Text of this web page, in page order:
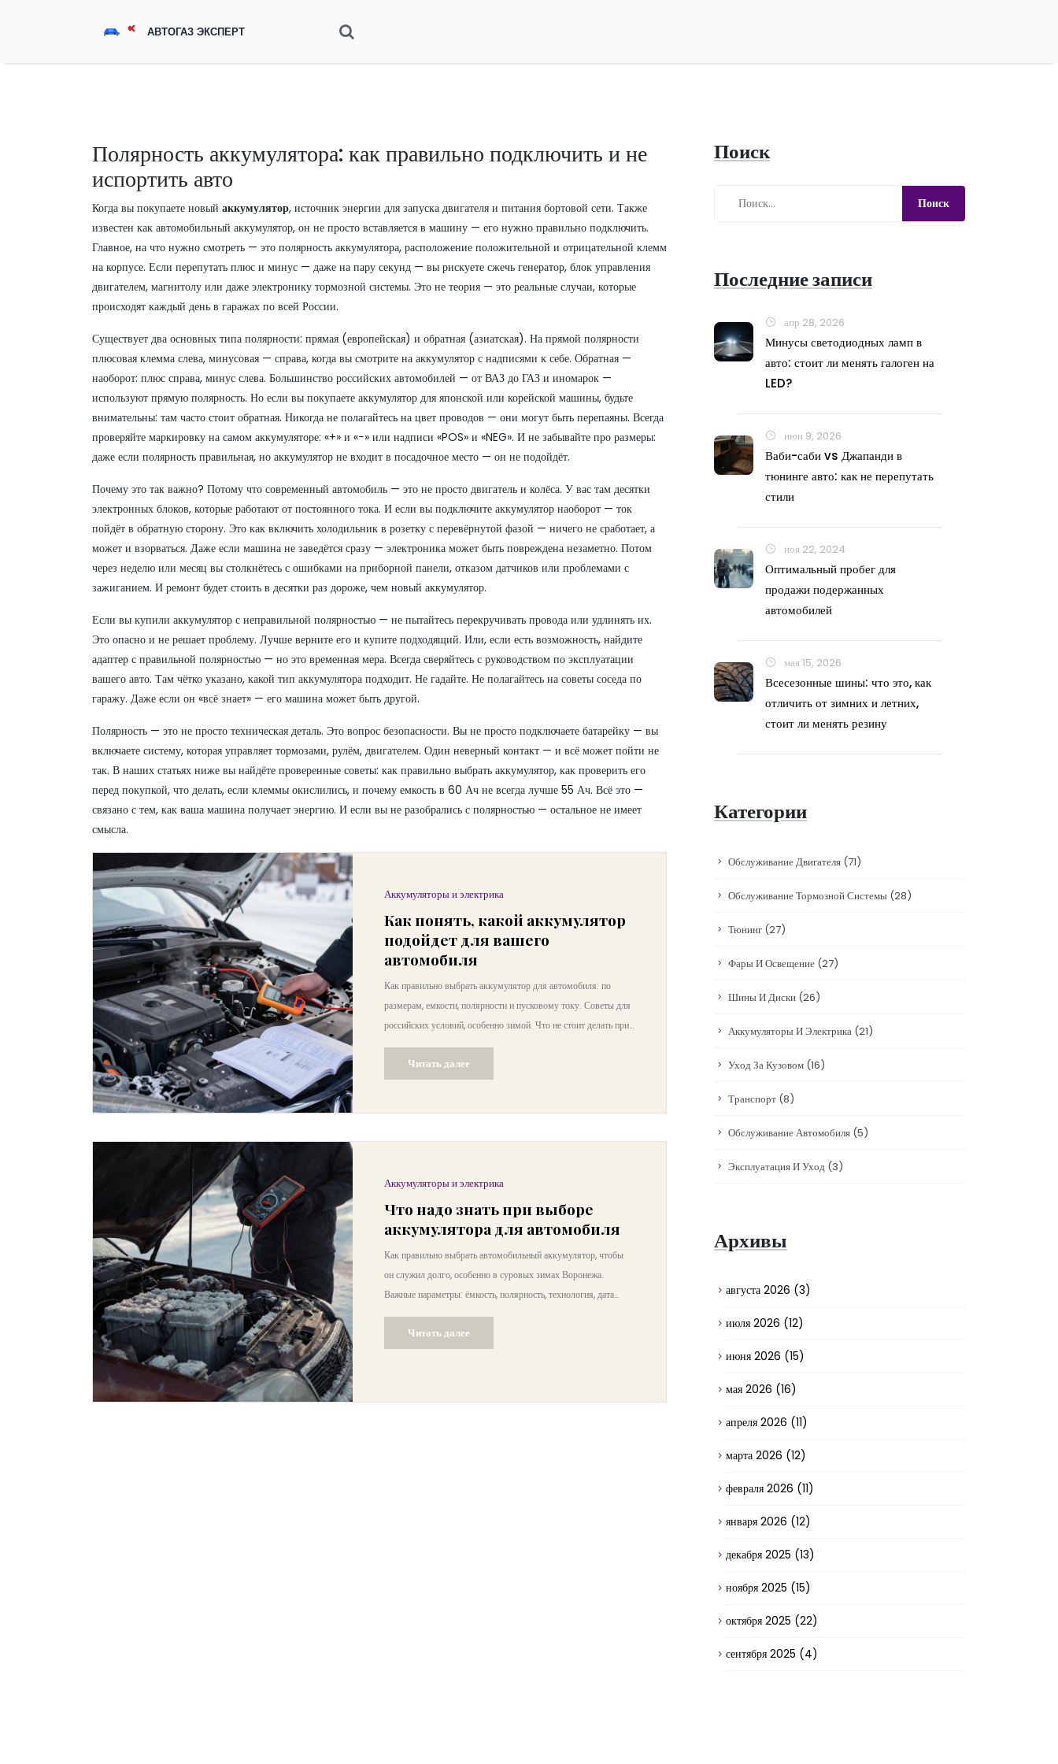
Полярность аккумулятора: как правильно подключить и не
испортить авто
Когда вы покупаете новый аккумулятор, источник энергии для запуска двигателя и питания бортовой сети. Также
известен как автомобильный аккумулятор, он не просто вставляется в машину — его нужно правильно подключить.
Главное, на что нужно смотреть — это полярность аккумулятора, расположение положительной и отрицательной клемм
на корпусе. Если перепутать плюс и минус — даже на пару секунд — вы рискуете сжечь генератор, блок управления
двигателем, магнитолу или даже электронику тормозной системы. Это не теория — это реальные случаи, которые
происходят каждый день в гаражах по всей России.
Существует два основных типа полярности: прямая (европейская) и обратная (азиатская). На прямой полярности
плюсовая клемма слева, минусовая — справа, когда вы смотрите на аккумулятор с надписями к себе. Обратная —
наоборот: плюс справа, минус слева. Большинство российских автомобилей — от ВАЗ до ГАЗ и иномарок —
используют прямую полярность. Но если вы покупаете аккумулятор для японской или корейской машины, будьте
внимательны: там часто стоит обратная. Никогда не полагайтесь на цвет проводов — они могут быть перепаяны. Всегда
проверяйте маркировку на самом аккумуляторе: «+» и «−» или надписи «POS» и «NEG». И не забывайте про размеры:
даже если полярность правильная, но аккумулятор не входит в посадочное место — он не подойдёт.
Почему это так важно? Потому что современный автомобиль — это не просто двигатель и колёса. У вас там десятки
электронных блоков, которые работают от постоянного тока. И если вы подключите аккумулятор наоборот — ток
пойдёт в обратную сторону. Это как включить холодильник в розетку с перевёрнутой фазой — ничего не сработает, а
может и взорваться. Даже если машина не заведётся сразу — электроника может быть повреждена незаметно. Потом
через неделю или месяц вы столкнётесь с ошибками на приборной панели, отказом датчиков или проблемами с
зажиганием. И ремонт будет стоить в десятки раз дороже, чем новый аккумулятор.
Если вы купили аккумулятор с неправильной полярностью — не пытайтесь перекручивать провода или удлинять их.
Это опасно и не решает проблему. Лучше верните его и купите подходящий. Или, если есть возможность, найдите
адаптер с правильной полярностью — но это временная мера. Всегда сверяйтесь с руководством по эксплуатации
вашего авто. Там чётко указано, какой тип аккумулятора подходит. Не гадайте. Не полагайтесь на советы соседа по
гаражу. Даже если он «всё знает» — его машина может быть другой.
Полярность — это не просто техническая деталь. Это вопрос безопасности. Вы не просто подключаете батарейку — вы
включаете систему, которая управляет тормозами, рулём, двигателем. Один неверный контакт — и всё может пойти не
так. В наших статьях ниже вы найдёте проверенные советы: как правильно выбрать аккумулятор, как проверить его
перед покупкой, что делать, если клеммы окислились, и почему емкость в 60 Ач не всегда лучше 55 Ач. Всё это —
связано с тем, как ваша машина получает энергию. И если вы не разобрались с полярностью — остальное не имеет
смысла.
Аккумуляторы и электрика
Как понять, какой аккумулятор
подойдет для вашего
автомобиля
Как правильно выбрать аккумулятор для автомобиля: по
размерам, емкости, полярности и пусковому току. Советы для
российских условий, особенно зимой. Что не стоит делать при
покупке.
Читать далее
Аккумуляторы и электрика
Что надо знать при выборе
аккумулятора для автомобиля
Как правильно выбрать автомобильный аккумулятор, чтобы
он служил долго, особенно в суровых зимах Воронежа.
Важные параметры: ёмкость, полярность, технология, дата
производства и производитель.
Читать далее
Поиск
Последние записи
апр 28, 2026
Минусы светодиодных ламп в
авто: стоит ли менять галоген на
LED?
июн 9, 2026
Ваби-саби vs Джапанди в
тюнинге авто: как не перепутать
стили
ноя 22, 2024
Оптимальный пробег для
продажи подержанных
автомобилей
мая 15, 2026
Всесезонные шины: что это, как
отличить от зимних и летних,
стоит ли менять резину
Категории
Обслуживание Двигателя (71)
Обслуживание Тормозной Системы (28)
Тюнинг (27)
Фары И Освещение (27)
Шины И Диски (26)
Аккумуляторы И Электрика (21)
Уход За Кузовом (16)
Транспорт (8)
Обслуживание Автомобиля (5)
Эксплуатация И Уход (3)
Архивы
августа 2026 (3)
июля 2026 (12)
июня 2026 (15)
мая 2026 (16)
апреля 2026 (11)
марта 2026 (12)
февраля 2026 (11)
января 2026 (12)
декабря 2025 (13)
ноября 2025 (15)
октября 2025 (22)
сентября 2025 (4)